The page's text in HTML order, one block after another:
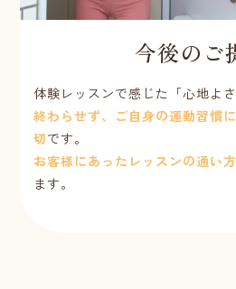
今後のご
体験レッスンで感じた「心地よ
終わらせず、ご自身の運動習慣
切です。
お客様にあったレッスンの通い
ます。